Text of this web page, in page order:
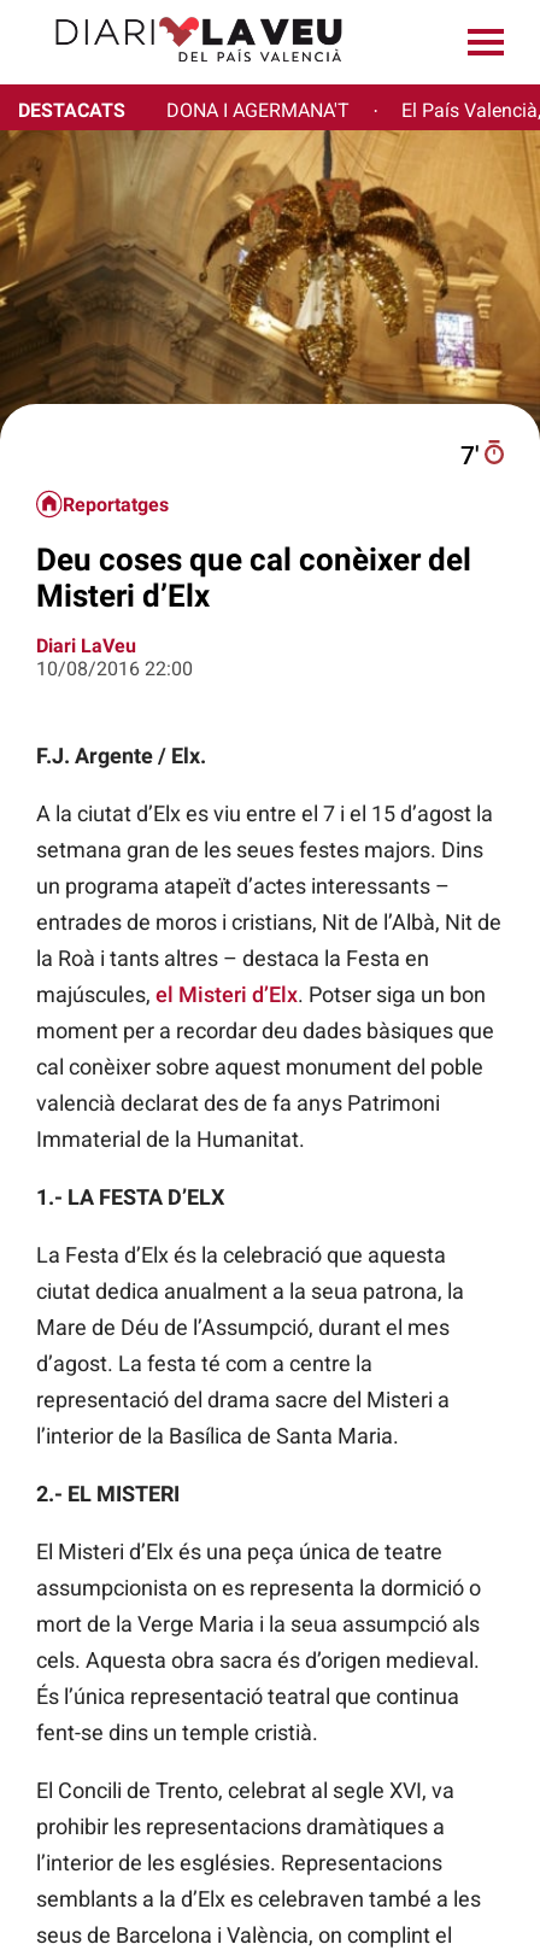
DESTACATS DONA I AGERMANA'T · El País
7′
Reportatges
Deu coses que cal conèixer del
Misteri d’Elx
Diari LaVeu
10/08/2016 22:00
F.J. Argente / Elx.
A la ciutat d’Elx es viu entre el 7 i el 15 d’agost la
setmana gran de les seues festes majors. Dins
un programa atapeït d’actes interessants –
entrades de moros i cristians, Nit de l’Albà, Nit de
la Roà i tants altres – destaca la Festa en
majúscules, el Misteri d’Elx. Potser siga un bon
moment per a recordar deu dades bàsiques que
cal conèixer sobre aquest monument del poble
valencià declarat des de fa anys Patrimoni
Immaterial de la Humanitat.
1.- LA FESTA D’ELX
La Festa d’Elx és la celebració que aquesta
ciutat dedica anualment a la seua patrona, la
Mare de Déu de l’Assumpció, durant el mes
d’agost. La festa té com a centre la
representació del drama sacre del Misteri a
l’interior de la Basílica de Santa Maria.
2.- EL MISTERI
El Misteri d’Elx és una peça única de teatre
assumpcionista on es representa la dormició o
mort de la Verge Maria i la seua assumpció als
cels. Aquesta obra sacra és d’origen medieval.
És l’única representació teatral que continua
fent-se dins un temple cristià.
El Concili de Trento, celebrat al segle XVI, va
prohibir les representacions dramàtiques a
l’interior de les esglésies. Representacions
semblants a la d’Elx es celebraven també a les
seus de Barcelona i València, on complint el